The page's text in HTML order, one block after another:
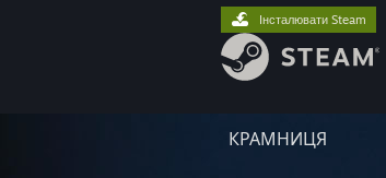
КРАМНИЦЯ
Інсталювати Steam